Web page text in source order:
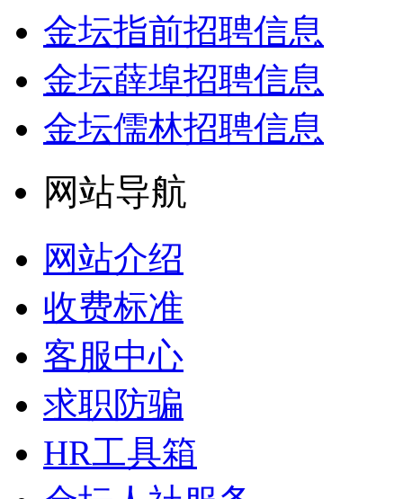
金坛指前招聘信息
金坛薛埠招聘信息
金坛儒林招聘信息
网站导航
网站介绍
收费标准
客服中心
求职防骗
HR工具箱